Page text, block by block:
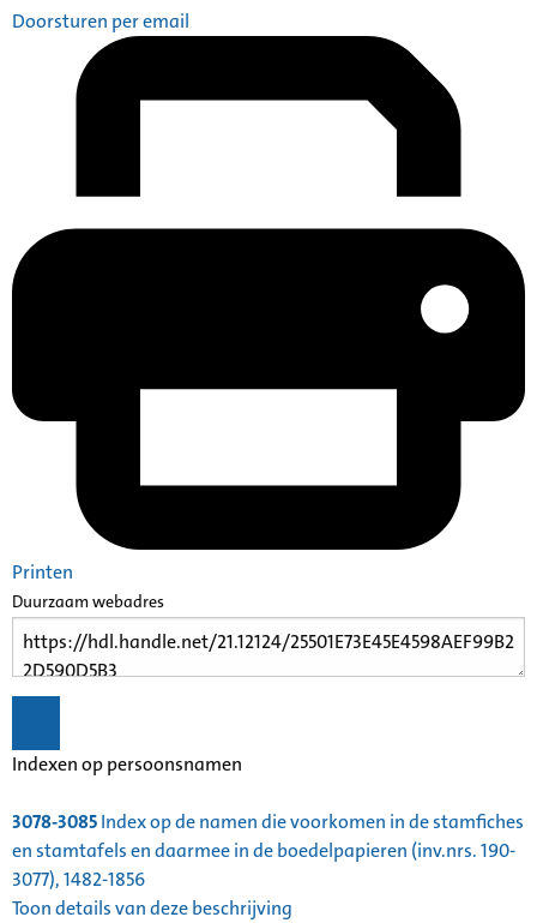
Doorsturen per email
Printen
Duurzaam webadres
Indexen op persoonsnamen
3078-3085Index op de namen die voorkomen in de stamfiches
en stamtafels en daarmee in de boedelpapieren (inv.nrs. 190-
3077), 1482-1856
Toon details van deze beschrijving